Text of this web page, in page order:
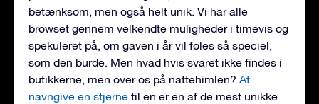
betænksom, men også helt unik. Vi har alle
browset gennem velkendte muligheder i timevis og
spekuleret på, om gaven i år vil føles så speciel,
som den burde. Men hvad hvis svaret ikke findes i
butikkerne, men over os på nattehimlen? At
navngive en stjerne til en er en af de mest unikke